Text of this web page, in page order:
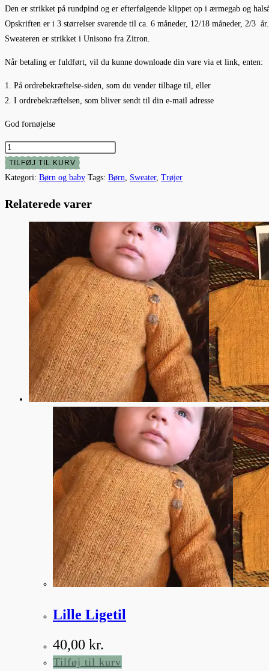
Den er strikket på rundpind og er efterfølgende klippet op i ærmegab og
Opskriften er i 3 størrelser svarende til ca. 6 måneder, 12/18 måneder, 2/3 år.
Sweateren er strikket i Unisono fra Zitron.
Når betaling er fuldført, vil du kunne downloade din vare via et link, enten:
1. På ordrebekræftelse-siden, som du vender tilbage til, eller
2. I ordrebekræftelsen, som bliver sendt til din e-mail adresse
God fornøjelse
Safari
antal
TILFØJ TIL KURV
Kategori: Børn og baby Tags: Børn Sweater, Trøjer
Relaterede varer
Lille Ligetil
40,00 kr.
Tilføj til kurv